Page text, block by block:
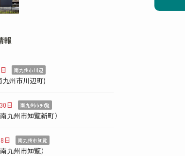
報
南九州市川辺
九州市川辺町)
日 南九州市知覧
九州市知覧新町）
日 南九州市知覧
九州市知覧）